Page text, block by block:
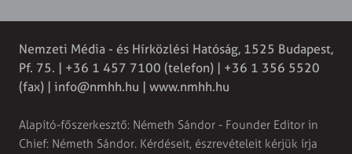
Nemzeti Média - és Hírközlési Hatóság, 1525 Budapest,
Pf. 75. | +36 1 457 7100 (telefon) | +36 1 356 5520
(fax) | info@nmhh.hu | www.nmhh.hu
Alapító-főszerkesztő: Németh Sándor - Founder Editor in
Chief: Németh Sándor. Kérdéseit, észrevételeit kérjük írja